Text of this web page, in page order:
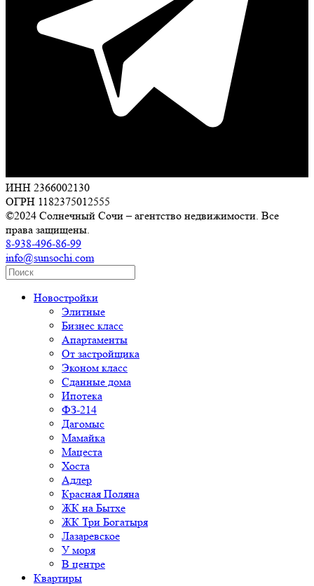
ИНН 2366002130
ОГРН 1182375012555
©2024 Солнечный Сочи – агентство недвижимости. Все
права защищены.
8-938-496-86-99
info@sunsochi.com
Новостройки
Элитные
Бизнес класс
Апартаменты
От застройщика
Эконом класс
Сданные дома
Ипотека
ФЗ-214
Дагомыс
Мамайка
Мацеста
Хоста
Адлер
Красная Поляна
ЖК на Бытхе
ЖК Три Богатыря
Лазаревское
У моря
В центре
Квартиры